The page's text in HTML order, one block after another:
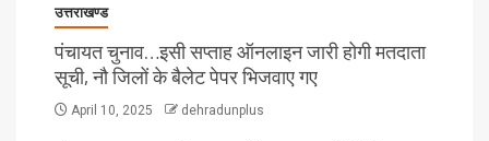
उत्तराखण्ड
पंचायत चुनाव…इसी सप्ताह ऑनलाइन जारी होगी मतदाता
सूची, नौ जिलों के बैलेट पेपर भिजवाए गए
April 10, 2025 dehradunplus